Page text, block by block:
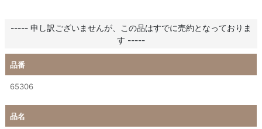
----- 申し訳ございませんが、この品はすでに売約となっておりま
す -----
品番
65306
品名